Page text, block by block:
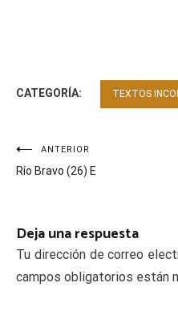
CATEGORÍA: TEXTOS
Navegación
de
ANTERIOR
Río Bravo (26) E
Deja una respuesta
Tu dirección de correo
campos obligatorios están